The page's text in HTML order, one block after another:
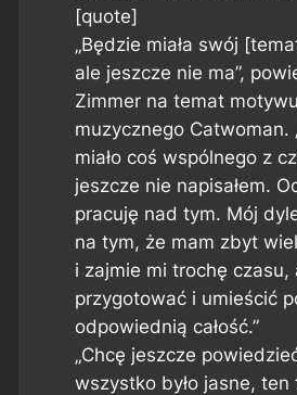
[quote]
„Będzie miała swój
ale jeszcze nie ma”,
Zimmer na temat motywu
muzycznego Catwoman.
miało coś wspólnego z
jeszcze nie napisałem.
pracuję nad tym. Mój
na tym, że mam zbyt
i zajmie mi trochę czasu,
przygotować i umieścić
odpowiednią całość.”
„Chcę jeszcze
wszystko było jasne, ten